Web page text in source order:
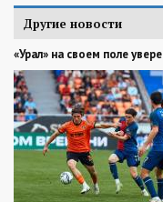
Другие новости
«Урал» на своем поле